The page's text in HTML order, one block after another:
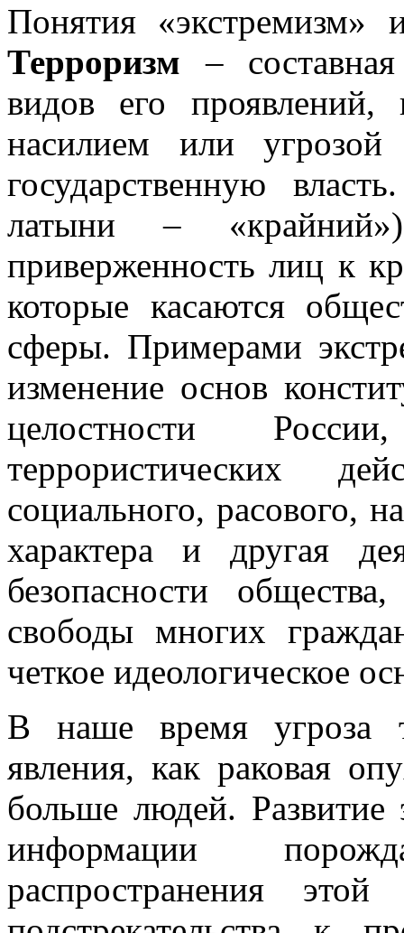
Понятия «экстремизм»
Терроризм –
видов его проявлений,
насилием или
государственную
латыни –
приверженность лиц к
которые касаются
сферы. Примерами
изменение основ
целостности
террористических
социального, расового,
характера и другая
безопасности
свободы многих
четкое идеологическое
В наше время угроза
явления, как раковая
больше людей. Развитие
информации
распространения